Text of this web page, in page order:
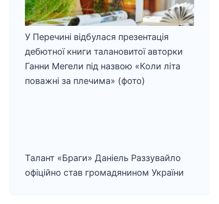
У Перечині відбулася презентація
дебютної книги талановитої авторки
Ганни Мегели під назвою «Коли літа
поважні за плечима» (фото)
Талант «Браги» Даніель Раззувайло
офіційно став громадянином України